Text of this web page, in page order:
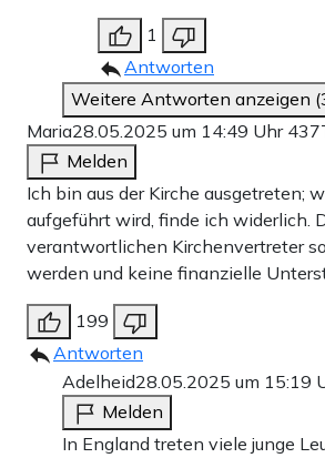
1
Antworten
Weitere Antworten anzeigen
Maria28.05.2025 um 14:49 Uhr
Melden
Ich bin aus der Kirche ausgetreten;
aufgeführt wird, finde ich widerlich.
verantwortlichen Kirchenvertreter
werden und keine finanzielle
199
Antworten
Adelheid28.05.2025 um 15:19
Melden
In England treten viele junge